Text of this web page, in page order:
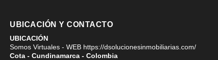
UBICACIÓN Y CONTACTO
UBICACIÓN
Somos Virtuales - WEB https://dsolucionesinmobiliarias.com/
Cota - Cundinamarca - Colombia